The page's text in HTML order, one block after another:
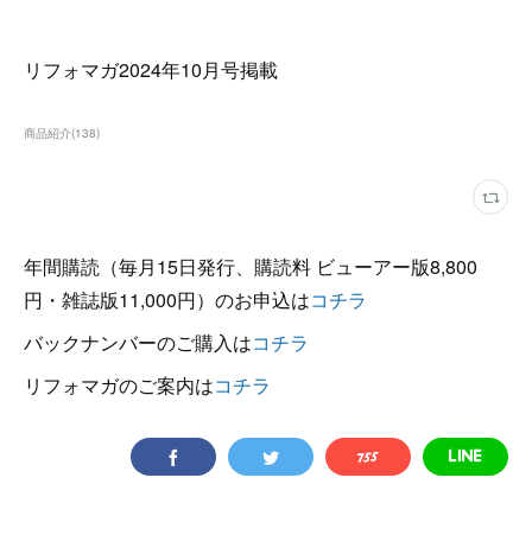
リフォマガ2024年10月号掲載
商品紹介(138)
年間購読（毎月15日発行、購読料 ビューアー版8,800
円・雑誌版11,000円）のお申込はコチラ
バックナンバーのご購入はコチラ
リフォマガのご案内はコチラ